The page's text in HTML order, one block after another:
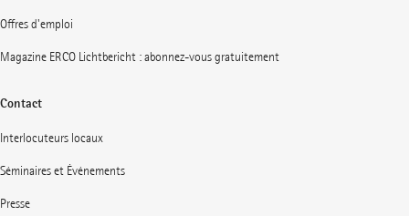
Offres d'emploi
Magazine ERCO Lichtbericht : abonnez-vous gratuitement
Contact
Interlocuteurs locaux
Séminaires et Événements
Presse